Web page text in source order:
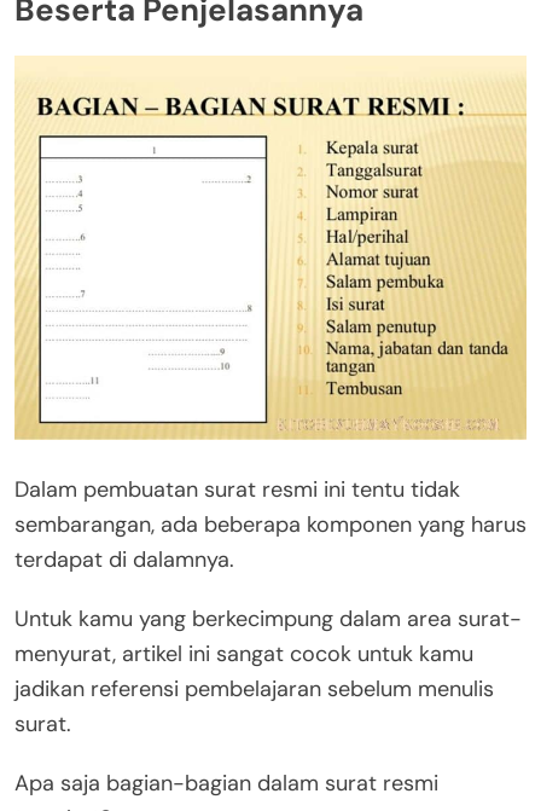
Beserta Penjelasannya
Dalam pembuatan surat resmi ini tentu tidak
sembarangan, ada beberapa komponen yang harus
terdapat di dalamnya.
Untuk kamu yang berkecimpung dalam area surat-
menyurat, artikel ini sangat cocok untuk kamu
jadikan referensi pembelajaran sebelum menulis
surat.
Apa saja bagian-bagian dalam surat resmi